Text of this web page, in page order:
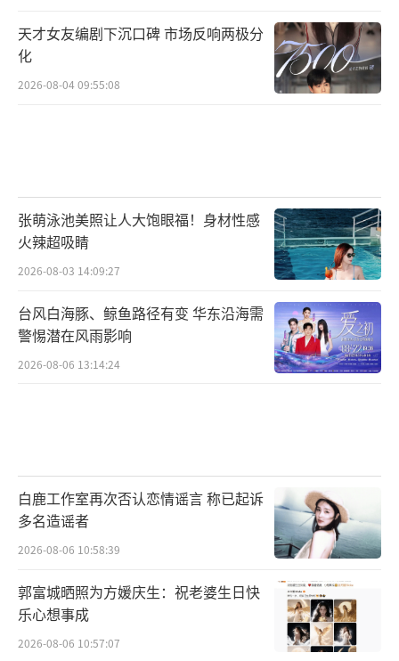
天才女友编剧下沉口碑 市场反响两极分
化
2026-08-04 09:55:08
张萌泳池美照让人大饱眼福！身材性感
火辣超吸睛
2026-08-03 14:09:27
台风白海豚、鲸鱼路径有变 华东沿海需
警惕潜在风雨影响
2026-08-06 13:14:24
白鹿工作室再次否认恋情谣言 称已起诉
多名造谣者
2026-08-06 10:58:39
郭富城晒照为方媛庆生：祝老婆生日快
乐心想事成
2026-08-06 10:57:07